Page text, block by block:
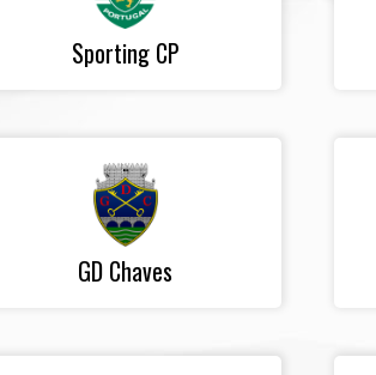
Sporting CP
GD Chaves